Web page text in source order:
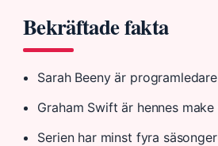
Bekräftade fakta
Sarah Beeny är
Graham Swift är hennes
Serien har minst fyra